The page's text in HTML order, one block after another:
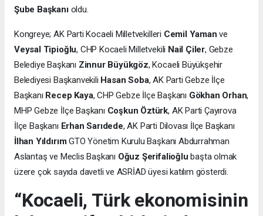
Şube Başkanıoldu.
Kongreye; AK Parti Kocaeli Milletvekilleri Cemil Yaman ve
Veysal Tipioğlu, CHP Kocaeli Milletvekili Nail Çiler, Gebze
Belediye Başkanı Zinnur Büyükgöz, Kocaeli Büyükşehir
Belediyesi Başkanvekili Hasan Soba, AK Parti Gebze İlçe
Başkanı Recep Kaya, CHP Gebze İlçe Başkanı Gökhan Orhan,
MHP Gebze İlçe Başkanı Coşkun Öztürk, AK Parti Çayırova
İlçe Başkanı Erhan Sarıdede, AK Parti Dilovası İlçe Başkanı
İlhan YıldırımGTO Yönetim Kurulu Başkanı Abdurrahman
Aslantaş ve Meclis Başkanı Oğuz Şerifalioğlu başta olmak
üzere çok sayıda davetli ve ASRİAD üyesi katılım gösterdi.
“Kocaeli, Türk ekonomisinin